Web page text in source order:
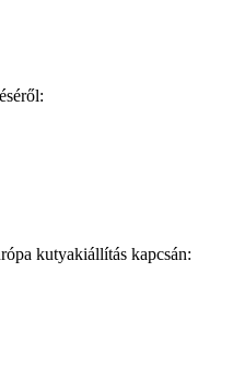
kutyakiállítás kapcsán: